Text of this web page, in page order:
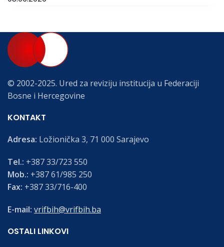
© 2002-2025. Ured za reviziju institucija u Federaciji
Bosne i Hercegovine
KONTAKT
Adresa: Ložionička 3, 71 000 Sarajevo
Tel.: +387 33/723 550
Mob.: +387 61/985 250
Fax: +387 33/716-400
E-mail: vrifbih@vrifbih.ba
OSTALI LINKOVI